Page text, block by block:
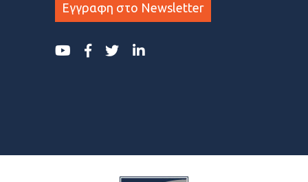
Εγγραφη στο Newsletter